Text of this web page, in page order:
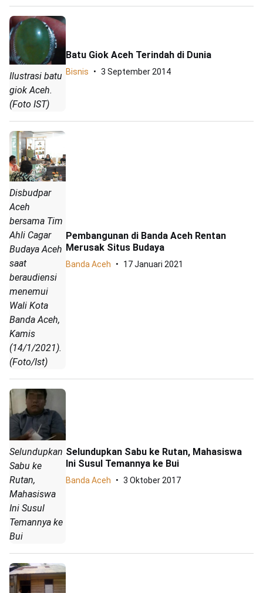
Ilustrasi batu
giok Aceh.
(Foto IST)
Batu Giok Aceh Terindah di Dunia
Bisnis 3 September 2014
Disbudpar
Aceh
bersama Tim
Ahli Cagar
Budaya Aceh
saat
beraudiensi
menemui
Wali Kota
Banda Aceh,
Kamis
(14/1/2021).
(Foto/Ist)
Pembangunan di Banda Aceh Rentan
Merusak Situs Budaya
Banda Aceh 17 Januari 2021
Selundupkan
Sabu ke
Rutan,
Mahasiswa
Ini Susul
Temannya ke
Bui
Selundupkan Sabu ke Rutan, Mahasiswa
Ini Susul Temannya ke Bui
Banda Aceh 3 Oktober 2017